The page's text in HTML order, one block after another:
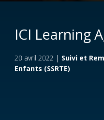
ICI Learning
20 avril 2022 | Suivi et
Enfants (SSRTE)